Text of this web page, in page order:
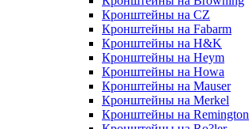
Кронштейны на CZ
Кронштейны на Fabarm
Кронштейны на H&K
Кронштейны на Heym
Кронштейны на Howa
Кронштейны на Mauser
Кронштейны на Merkel
Кронштейны на Remington